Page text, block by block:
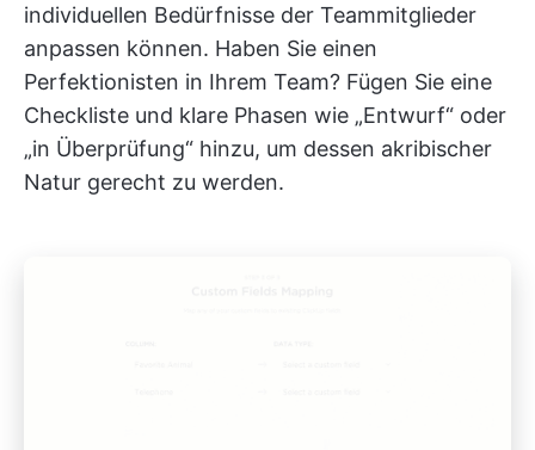
individuellen Bedürfnisse der Teammitglieder
anpassen können. Haben Sie einen
Perfektionisten in Ihrem Team? Fügen Sie eine
Checkliste und klare Phasen wie „Entwurf“ oder
„in Überprüfung“ hinzu, um dessen akribischer
Natur gerecht zu werden.